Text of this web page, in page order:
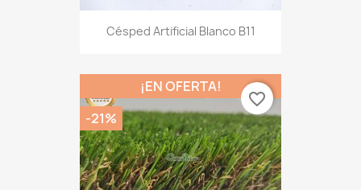
Césped Artificial Blanco B11
¡EN OFERTA!
-21%
favorite_border